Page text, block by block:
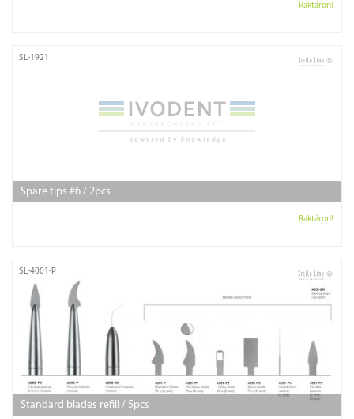
Raktáron!
SL-1921
Spare tips #6 / 2pcs
Raktáron!
SL-4001-P
Standard blades refill / 5pcs